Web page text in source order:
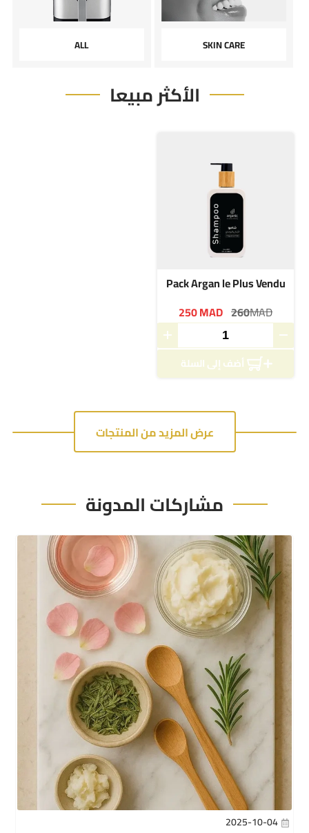
ALL SKIN CARE
الأكثر مبيعا
Pack Argan le Plus Vendu
250MAD 260MAD
أضف إلى السلة
عرض المزيد من المنتجات
مشاركات المدونة
2025-10-04